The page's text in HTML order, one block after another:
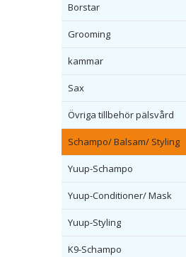
Borstar
Grooming
kammar
Sax
Övriga tillbehör pälsvård
Schampo/ Balsam/ Styling
Yuup-Schampo
Yuup-Conditioner/ Mask
Yuup-Styling
K9-Schampo